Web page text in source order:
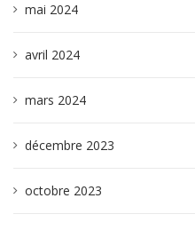
mai 2024
avril 2024
mars 2024
décembre 2023
octobre 2023